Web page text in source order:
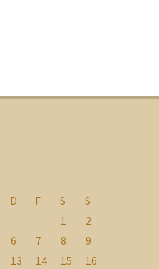
D F S
S
1
2
6 7 8
9
13 14 15 16